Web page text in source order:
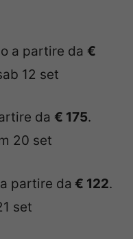
a partire da €
12 set
da € 175.
20 set
partire da € 122.
set